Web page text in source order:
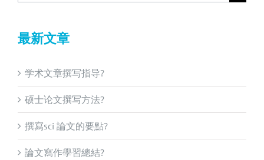
for:
最新文章
学术文章撰写指导?
硕士论文撰写方法?
撰寫sci 論文的要點?
論文寫作學習總結?